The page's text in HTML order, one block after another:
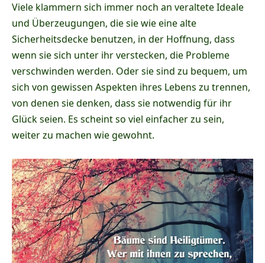
Viele klammern sich immer noch an veraltete Ideale
und Überzeugungen, die sie wie eine alte
Sicherheitsdecke benutzen, in der Hoffnung, dass
wenn sie sich unter ihr verstecken, die Probleme
verschwinden werden. Oder sie sind zu bequem, um
sich von gewissen Aspekten ihres Lebens zu trennen,
von denen sie denken, dass sie notwendig für ihr
Glück seien. Es scheint so viel einfacher zu sein,
weiter zu machen wie gewohnt.